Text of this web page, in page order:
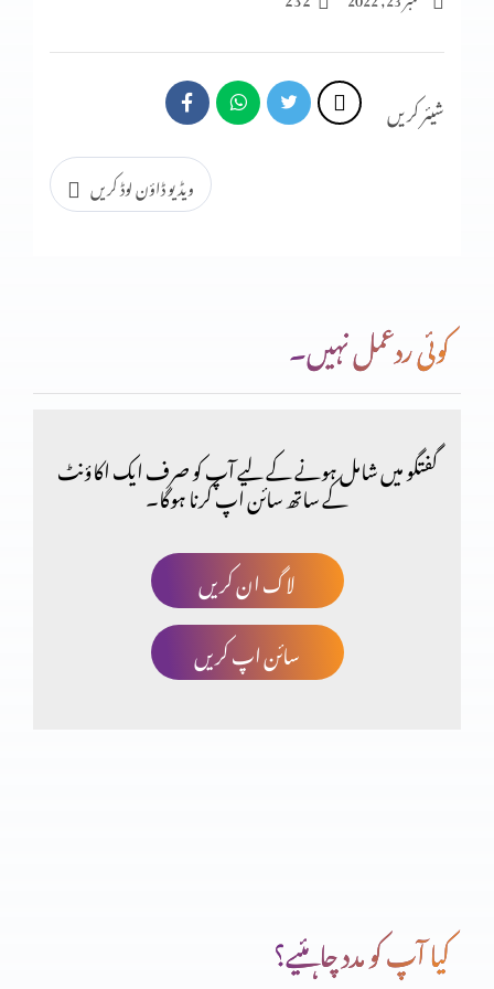
نیک نامی کی حفاظت کے اصول
انسان کو استحکام کیوں نہیں؟
انسان کا اکیلا رہنا اچھا کیوں نہیں؟ (حصہ دوم)
400 سال خدا کی خاموشی
انسان کا اکیلا رہنا اچھا کیوں نہیں؟
نیک اور پاک لوگوں میں فرق ازروئے بائبل مقدس (حصہ 2)
الٰہی حکمت حکومت کے لیے ضروری کیوں ہے؟
شیئر کریں
ویڈیو ڈاؤن لوڈ کریں
کوئی ردعمل نہیں۔
گفتگو میں شامل ہونے کے لیے آپ کو صرف ایک اکاؤنٹ
کے ساتھ سائن اپ کرنا ہوگا۔
لاگ ان کریں
سائن اپ کریں
کیا آپ کو مدد چاہئیے؟